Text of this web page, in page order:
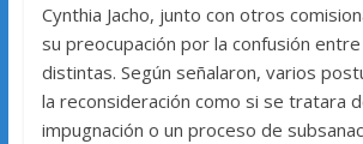
Cynthia Jacho, junto con otros
su preocupación por la confusión
distintas. Según señalaron, varios
la reconsideración como si se tratara
impugnación o un proceso de